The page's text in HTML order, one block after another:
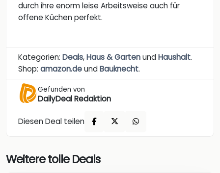
durch ihre enorm leise Arbeitsweise auch für
offene Küchen perfekt.
Kategorien: Deals,Haus & GartenundHaushalt.
Shop: amazon.deundBauknecht.
Gefunden von
DailyDeal Redaktion
Diesen Deal teilen
Weitere tolle Deals